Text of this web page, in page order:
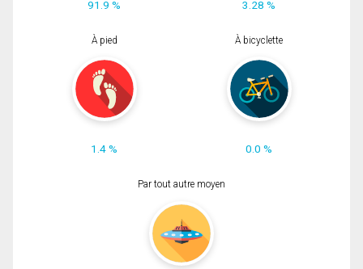
91.9 % 3.28 %
À pied
1.4 %
À bicyclette
0.0 %
Par tout autre moyen